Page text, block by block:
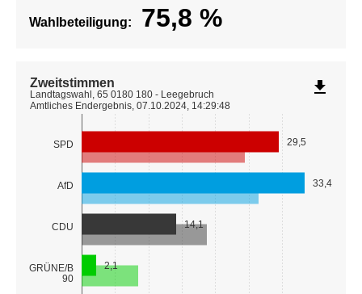
Wahlbeteiligung: 75,8 %
SPD
AfD
CDU
GRÜNE/B
90
29,5
33,4
14,1
2,1
Zweitstimmen
Landtagswahl, 65 0180 180 - Leegebruch
Amtliches Endergebnis, 07.10.2024, 14:29:48
file_download